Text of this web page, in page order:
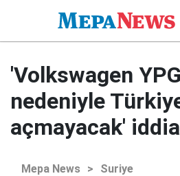
'Volkswagen
nedeniyle
açmayacak'
Mepa News > Suriye